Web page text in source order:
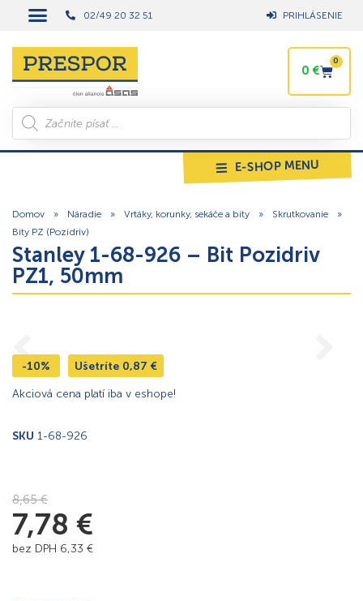
02/49 20 32 51 PRIHLÁSENIE
0 €
0
E-SHOP MENU
Domov » Náradie » Vrtáky, korunky, sekáče a bity » Skrutkovanie
»
Bity PZ (Pozidriv)
Stanley 1-68-926 – Bit Pozidriv
PZ1, 50mm
-10% Ušetríte 0,87 €
Akciová cena platí iba v eshope!
SKU 1-68-926
8,65€
7,78 €
bez DPH 6,33 €